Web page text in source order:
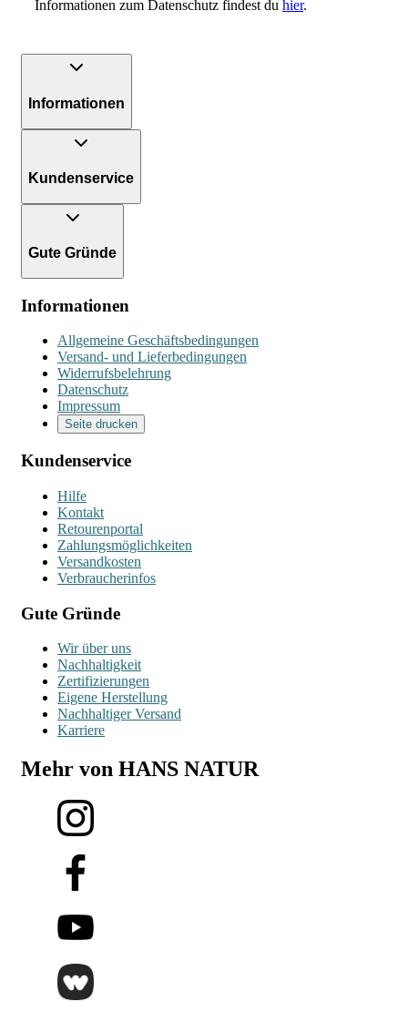
Informationen zum Datenschutz findest du hier.
Informationen
Kundenservice
Gute Gründe
Informationen
Allgemeine Geschäftsbedingungen
Versand- und Lieferbedingungen
Widerrufsbelehrung
Datenschutz
Impressum
Seite drucken
Kundenservice
Hilfe
Kontakt
Retourenportal
Zahlungsmöglichkeiten
Versandkosten
Verbraucherinfos
Gute Gründe
Wir über uns
Nachhaltigkeit
Zertifizierungen
Eigene Herstellung
Nachhaltiger Versand
Karriere
Mehr von HANS NATUR